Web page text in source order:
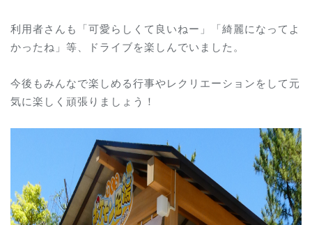
利用者さんも「可愛らしくて良いねー」「綺麗になってよ
かったね」等、ドライブを楽しんでいました。
今後もみんなで楽しめる行事やレクリエーションをして元
気に楽しく頑張りましょう！